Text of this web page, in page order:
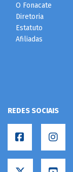
O Fonacate
Diretoria
Estatuto
Afiliadas
REDES SOCIAIS